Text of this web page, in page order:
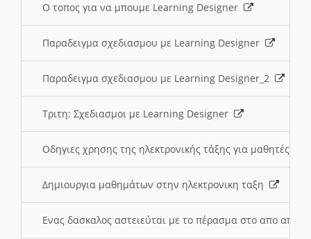
O τοπος για να μπουμε Learning Designer
Παραδειγμα σχεδιασμου με Learning Designer
Παραδειγμα σχεδιασμου με Learning Designer_2
Τριτη: Σχεδιασμοι με Learning Designer
Οδηγιες χρησης της ηλεκτρονικής τάξης για μαθητές
Δημιουργια μαθημάτων στην ηλεκτρονικη ταξη
Ενας δασκαλος αστειεύται με το πέρασμα στο απο